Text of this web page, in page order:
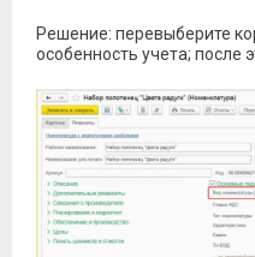
Решение: перевыберите
особенность учета; после